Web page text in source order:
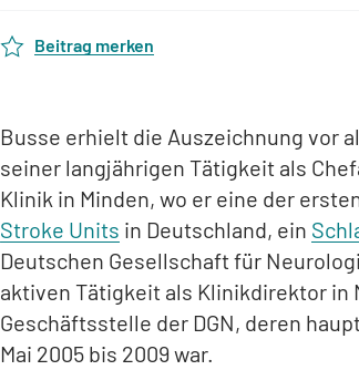
Beitrag merken
Busse erhielt die Auszeichnung vor
seiner langjährigen Tätigkeit als
Klinik in Minden, wo er eine der
Stroke Units in Deutschland, ein
Deutschen Gesellschaft für
aktiven Tätigkeit als Klinikdirektor in
Geschäftsstelle der DGN, deren
Mai 2005 bis 2009 war.